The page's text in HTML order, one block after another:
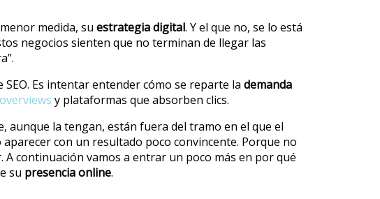
medida, su estrategia digital. Y el que no, se lo está
negocios sienten que no terminan de llegar las
Es intentar entender cómo se reparte la demanda
overviews y plataformas que absorben clics.
aunque la tengan, están fuera del tramo en el que el
con un resultado poco convincente. Porque no
A continuación vamos a entrar un poco más en por qué
su presencia online.